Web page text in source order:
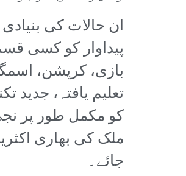
ان حالات کی
پیداوار کو کسی
بازی، کرپشن،
تعلیم یافتہ،
کو مکمل طور پر
ملک کی بھاری
جائے۔